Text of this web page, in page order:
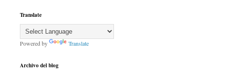
Translate
Powered by Translate
Archivo del blog